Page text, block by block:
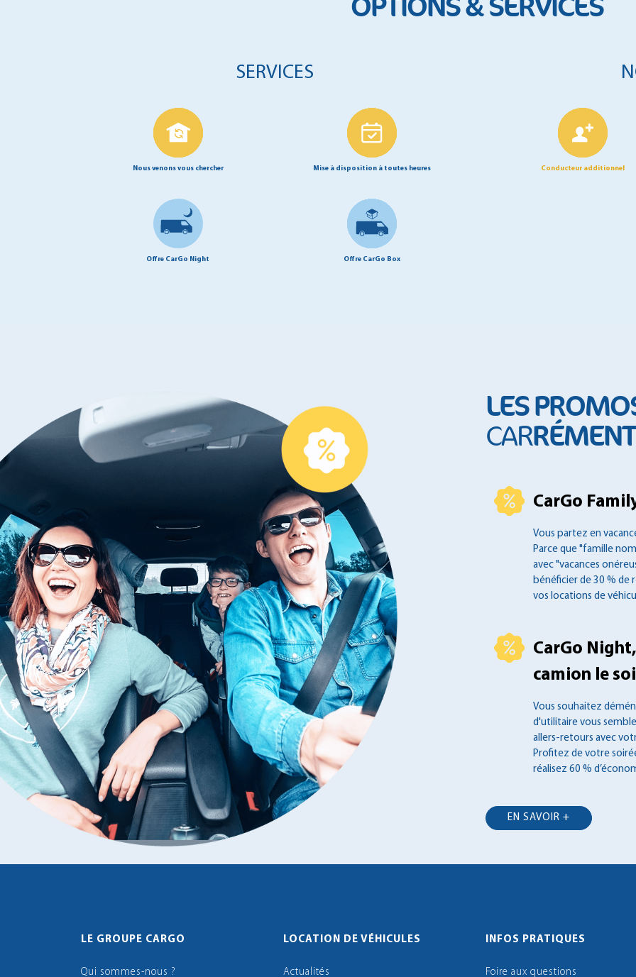
SERVICES
Nous venons vous chercher Mise à disposition à toutes heures
Offre CarGo Night Offre CarGo Box
Conducteur additionnel
LES
CAR
CarGo
Vous partez en
Parce que "famille
avec "vacances
bénéficier de 30 % de
vos locations de
CarGo
camion le
Vous souhaitez
d'utilitaire vous
allers-retours avec
Profitez de votre
réalisez 60 %
EN SAVOIR +
LE GROUPE CARGO
Qui sommes-nous ?
LOCATION DE VÉHICULES
Actualités
INFOS PRATIQUES
Foire aux questions